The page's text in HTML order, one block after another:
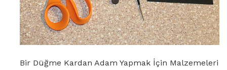
Bir Düğme Kardan Adam Yapmak İçin Malzemeleri